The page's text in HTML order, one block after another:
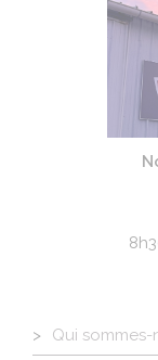
Description
Qui sommes-